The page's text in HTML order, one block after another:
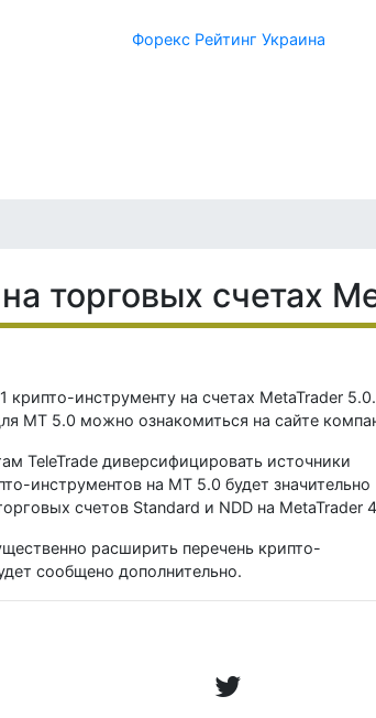
Форекс Рейтинг Украина
торговых счетах
крипто-инструменту на счетах MetaTrader
MT 5.0 можно ознакомиться на сайте
TeleTrade диверсифицировать источники
инструментов на MT 5.0 будет значительно
счетов Standard и NDD на MetaTrader
расширить перечень крипто-
сообщено дополнительно.